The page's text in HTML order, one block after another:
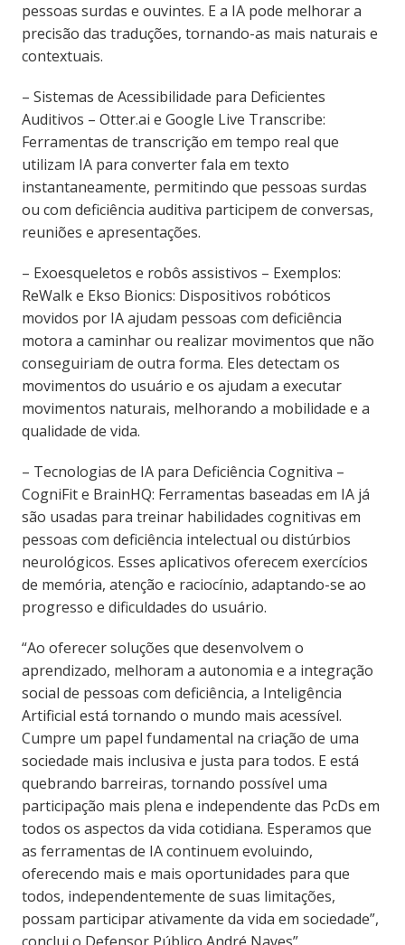
pessoas surdas e ouvintes. E a IA pode melhorar a
precisão das traduções, tornando-as mais naturais e
contextuais.
– Sistemas de Acessibilidade para Deficientes
Auditivos – Otter.ai e Google Live Transcribe:
Ferramentas de transcrição em tempo real que
utilizam IA para converter fala em texto
instantaneamente, permitindo que pessoas surdas
ou com deficiência auditiva participem de conversas,
reuniões e apresentações.
– Exoesqueletos e robôs assistivos – Exemplos:
ReWalk e Ekso Bionics: Dispositivos robóticos
movidos por IA ajudam pessoas com deficiência
motora a caminhar ou realizar movimentos que não
conseguiriam de outra forma. Eles detectam os
movimentos do usuário e os ajudam a executar
movimentos naturais, melhorando a mobilidade e a
qualidade de vida.
– Tecnologias de IA para Deficiência Cognitiva –
CogniFit e BrainHQ: Ferramentas baseadas em IA já
são usadas para treinar habilidades cognitivas em
pessoas com deficiência intelectual ou distúrbios
neurológicos. Esses aplicativos oferecem exercícios
de memória, atenção e raciocínio, adaptando-se ao
progresso e dificuldades do usuário.
“Ao oferecer soluções que desenvolvem o
aprendizado, melhoram a autonomia e a integração
social de pessoas com deficiência, a Inteligência
Artificial está tornando o mundo mais acessível.
Cumpre um papel fundamental na criação de uma
sociedade mais inclusiva e justa para todos. E está
quebrando barreiras, tornando possível uma
participação mais plena e independente das PcDs em
todos os aspectos da vida cotidiana. Esperamos que
as ferramentas de IA continuem evoluindo,
oferecendo mais e mais oportunidades para que
todos, independentemente de suas limitações,
possam participar ativamente da vida em sociedade”,